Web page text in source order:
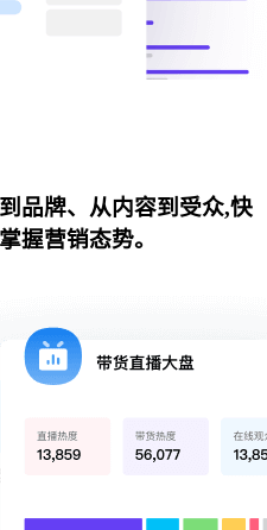
品牌、从内容到受众,快
握营销态势。